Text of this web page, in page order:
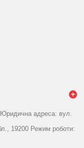
адреса: вул.
19200 Режим роботи: